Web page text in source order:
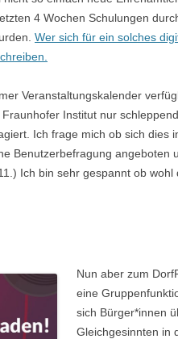
4 Wochen Schulungen
Wer sich für ein solches
Veranstaltungskalender
Institut nur
Ich frage mich ob sich dies
Benutzerbefragung angeboten
Ich bin sehr gespannt ob
Nun aber zum
eine
sich Bürger*innen
Gleichgesinnten in